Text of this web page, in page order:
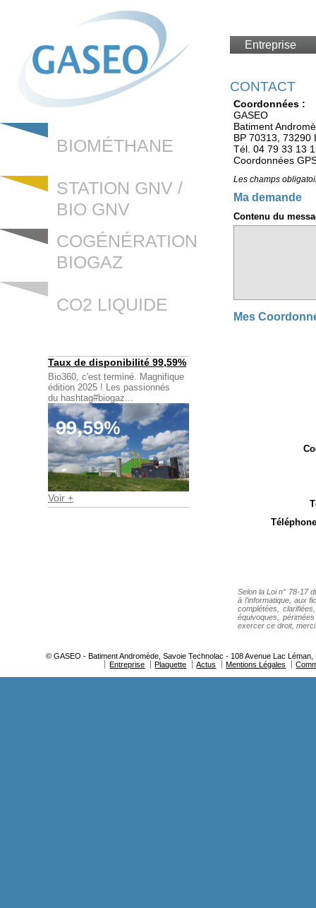
Entreprise
BIOMÉTHANE
STATION GNV /
BIO GNV
COGÉNÉRATION
BIOGAZ
CO2 LIQUIDE
Taux de disponibilité 99,59%
Bio360, c'est terminé. Magnifique
édition 2025 ! Les passionnés
du hashtag#biogaz...
Voir +
CONTACT
Coordonnées :
GASEO
Batiment
BP 70313, 73290
Tél. 04 79 33 13
Coordonnées
Les champs
Ma demande
Contenu du
Mes
Selon la Loi n° 78-17
à l'informatique, aux
complétées,
équivoques,
exercer ce droit,
© GASEO - Batiment Andromède, Savoie Technolac - 108 Avenue Lac
Entreprise
Plaquette Actus Mentions Légales